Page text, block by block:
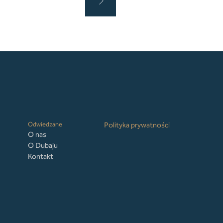
Odwiedzane
O nas
O Dubaju
Kontakt
Polityka prywatności